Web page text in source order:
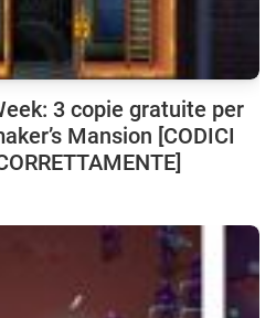
3 copie gratuite per
Mansion [CODICI